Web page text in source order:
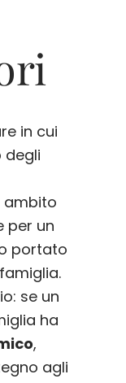
in cui
degli
ambito
per un
portato
se un
ha
,
agli